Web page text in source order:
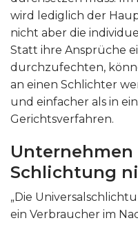
wird lediglich der
nicht aber die
Statt ihre Ansprüche
durchzufechten,
an einen Schlichter
und einfacher als in
Gerichtsverfahren.
Unternehmen
Schlichtung
„Die
ein Verbraucher im